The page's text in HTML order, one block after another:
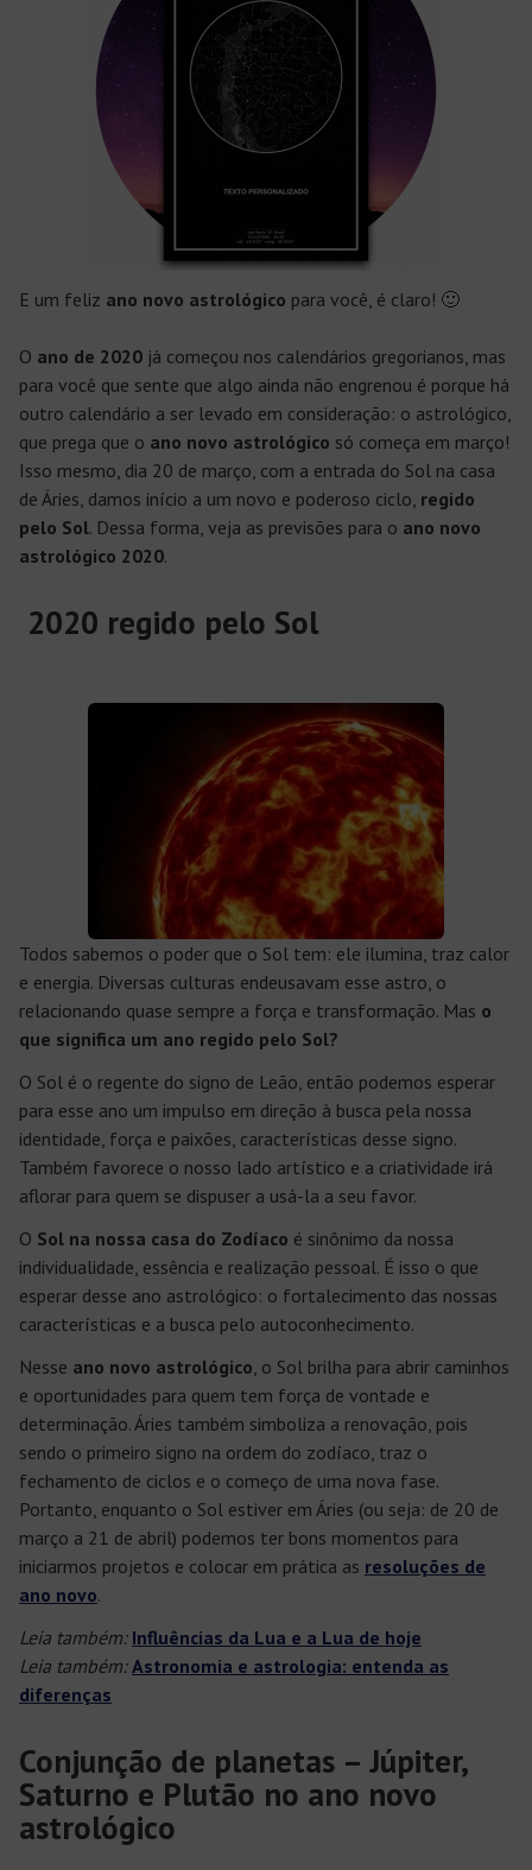
E um feliz ano novo astrológico para você, é claro! 🙂
O ano de 2020 já começou nos calendários gregorianos, mas
para você que sente que algo ainda não engrenou é porque há
outro calendário a ser levado em consideração: o astrológico,
que prega que o ano novo astrológico só começa em março!
Isso mesmo, dia 20 de março, com a entrada do Sol na casa
de Áries, damos início a um novo e poderoso ciclo, regido
pelo Sol. Dessa forma, veja as previsões para o ano novo
astrológico 2020.
2020 regido pelo Sol
Todos sabemos o poder que o Sol tem: ele ilumina, traz calor
e energia. Diversas culturas endeusavam esse astro, o
relacionando quase sempre a força e transformação. Mas o
que significa um ano regido pelo Sol?
O Sol é o regente do signo de Leão, então podemos esperar
para esse ano um impulso em direção à busca pela nossa
identidade, força e paixões, características desse signo.
Também favorece o nosso lado artístico e a criatividade irá
aflorar para quem se dispuser a usá-la a seu favor.
O Sol na nossa casa do Zodíaco é sinônimo da nossa
individualidade, essência e realização pessoal. É isso o que
esperar desse ano astrológico: o fortalecimento das nossas
características e a busca pelo autoconhecimento.
Nesse ano novo astrológico , o Sol brilha para abrir caminhos
e oportunidades para quem tem força de vontade e
determinação. Áries também simboliza a renovação, pois
sendo o primeiro signo na ordem do zodíaco, traz o
fechamento de ciclos e o começo de uma nova fase.
Portanto, enquanto o Sol estiver em Áries (ou seja: de 20 de
março a 21 de abril) podemos ter bons momentos para
iniciarmos projetos e colocar em prática as resoluções de
ano novo.
Leia também: Influências da Lua e a Lua de hoje
Leia também:Astronomia e astrologia: entenda as
diferenças
Conjunção de planetas – Júpiter,
Saturno e Plutão no ano novo
astrológico